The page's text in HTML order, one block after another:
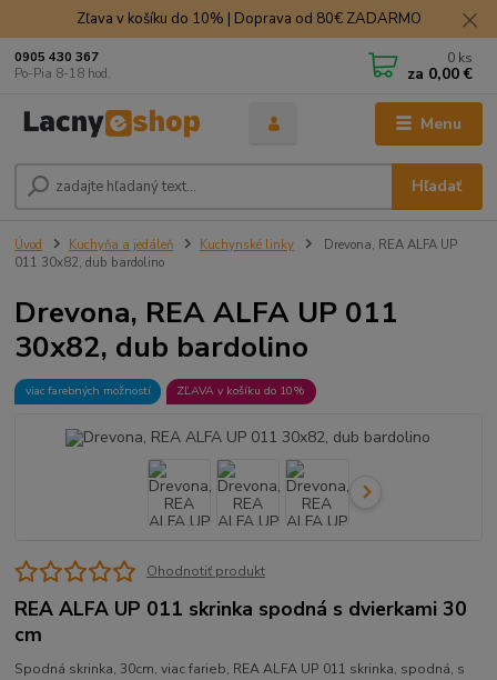
Zľava v košíku do 10% | Doprava od 80€ ZADARMO
Menu
Hľadať
0905 430 367
Po-Pia 8-18 hod.
0 ks
za 0,00 €
Úvod Kuchyňa a jedáleň Kuchynské linky
Drevona, REA ALFA UP
011 30x82, dub bardolino
Drevona, REA ALFA UP 011
30x82, dub bardolino
viac farebných možností ZĽAVA v košíku do 10%
Ohodnotiť produkt
REA ALFA UP 011 skrinka spodná s dvierkami 30
cm
Spodná skrinka, 30cm, viac farieb, REA ALFA UP 011 skrinka, spodná, s